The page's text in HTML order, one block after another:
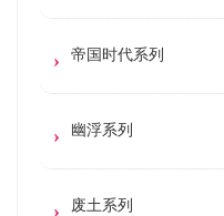
帝国时代系列
幽浮系列
废土系列